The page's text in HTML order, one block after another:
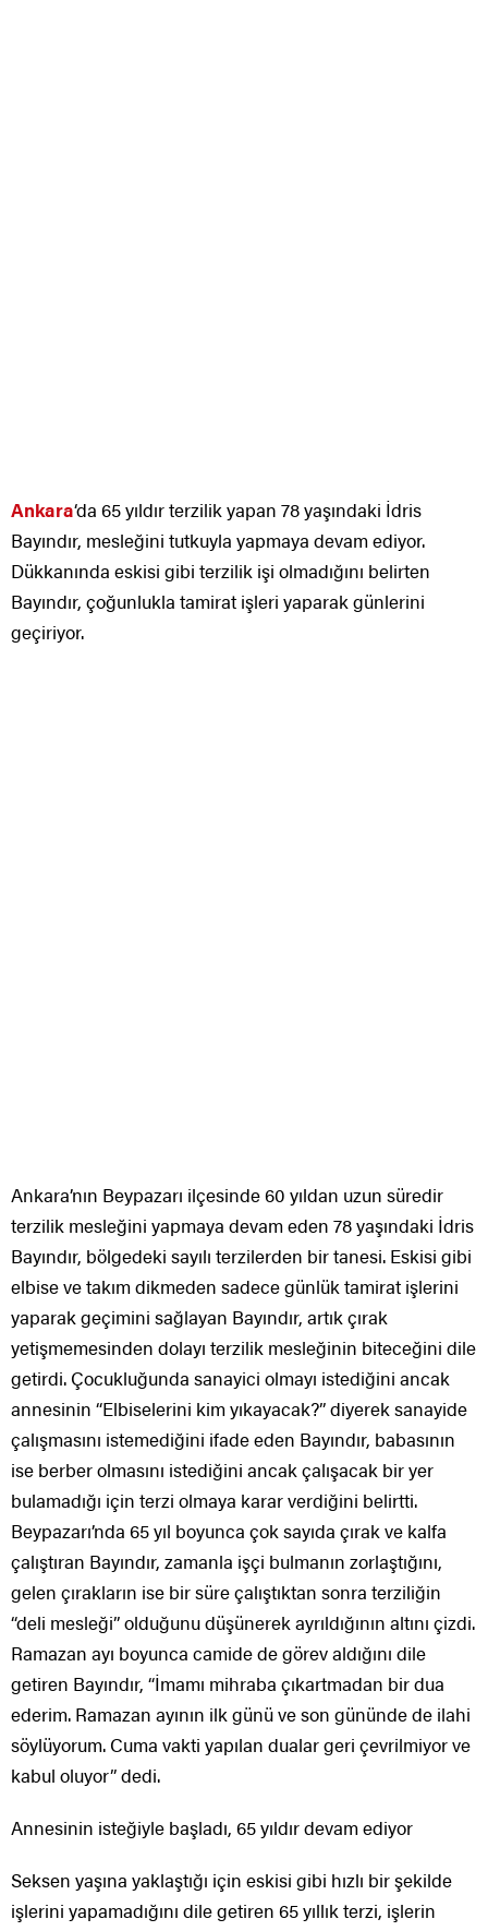
Ankara‘da 65 yıldır terzilik yapan 78 yaşındaki İdris
Bayındır, mesleğini tutkuyla yapmaya devam ediyor.
Dükkanında eskisi gibi terzilik işi olmadığını belirten
Bayındır, çoğunlukla tamirat işleri yaparak günlerini
geçiriyor.
Ankara’nın Beypazarı ilçesinde 60 yıldan uzun süredir
terzilik mesleğini yapmaya devam eden 78 yaşındaki İdris
Bayındır, bölgedeki sayılı terzilerden bir tanesi. Eskisi gibi
elbise ve takım dikmeden sadece günlük tamirat işlerini
yaparak geçimini sağlayan Bayındır, artık çırak
yetişmemesinden dolayı terzilik mesleğinin biteceğini dile
getirdi. Çocukluğunda sanayici olmayı istediğini ancak
annesinin “Elbiselerini kim yıkayacak?” diyerek sanayide
çalışmasını istemediğini ifade eden Bayındır, babasının
ise berber olmasını istediğini ancak çalışacak bir yer
bulamadığı için terzi olmaya karar verdiğini belirtti.
Beypazarı’nda 65 yıl boyunca çok sayıda çırak ve kalfa
çalıştıran Bayındır, zamanla işçi bulmanın zorlaştığını,
gelen çırakların ise bir süre çalıştıktan sonra terziliğin
“deli mesleği” olduğunu düşünerek ayrıldığının altını çizdi.
Ramazan ayı boyunca camide de görev aldığını dile
getiren Bayındır, “İmamı mihraba çıkartmadan bir dua
ederim. Ramazan ayının ilk günü ve son gününde de ilahi
söylüyorum. Cuma vakti yapılan dualar geri çevrilmiyor ve
kabul oluyor” dedi.
Annesinin isteğiyle başladı, 65 yıldır devam ediyor
Seksen yaşına yaklaştığı için eskisi gibi hızlı bir şekilde
işlerini yapamadığını dile getiren 65 yıllık terzi, işlerin